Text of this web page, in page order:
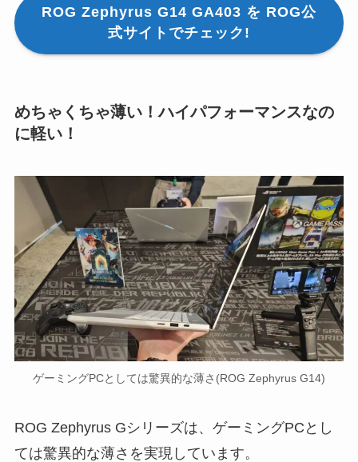
ROG Zephyrus G14 GA403 を ROG公
式サイトでチェック!
めちゃくちゃ薄い！ハイパフォーマンスなの
に軽い！
ゲーミングPCとしては驚異的な薄さ(ROG Zephyrus G14)
ROG Zephyrus Gシリーズは、ゲーミングPCとし
ては驚異的な薄さを実現しています。